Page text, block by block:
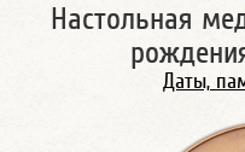
Настольная
Даты,